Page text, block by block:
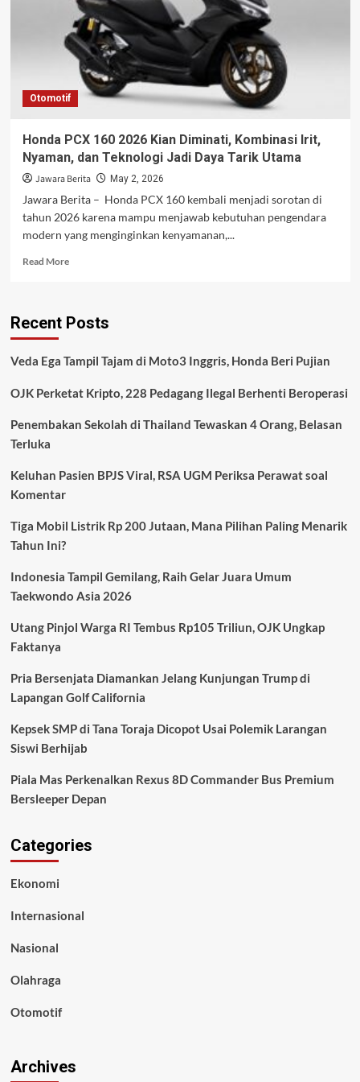
Otomotif
Honda PCX 160 2026 Kian Diminati, Kombinasi Irit,
Nyaman, dan Teknologi Jadi Daya Tarik Utama
Jawara Berita May 2, 2026
Jawara Berita – Honda PCX 160 kembali menjadi sorotan di
tahun 2026 karena mampu menjawab kebutuhan pengendara
modern yang menginginkan kenyamanan,...
Read MoreRead
PCX
Kian
Kombinasi
Nyaman,
Jadi
Utama
Recent Posts
Veda Ega Tampil Tajam di Moto3 Inggris, Honda Beri Pujian
OJK Perketat Kripto, 228 Pedagang Ilegal Berhenti Beroperasi
Penembakan Sekolah di Thailand Tewaskan 4 Orang, Belasan
Terluka
Keluhan Pasien BPJS Viral, RSA UGM Periksa Perawat soal
Komentar
Tiga Mobil Listrik Rp 200 Jutaan, Mana Pilihan Paling Menarik
Tahun Ini?
Indonesia Tampil Gemilang, Raih Gelar Juara Umum
Taekwondo Asia 2026
Utang Pinjol Warga RI Tembus Rp105 Triliun, OJK Ungkap
Faktanya
Pria Bersenjata Diamankan Jelang Kunjungan Trump di
Lapangan Golf California
Kepsek SMP di Tana Toraja Dicopot Usai Polemik Larangan
Siswi Berhijab
Piala Mas Perkenalkan Rexus 8D Commander Bus Premium
Bersleeper Depan
Categories
Ekonomi
Internasional
Nasional
Olahraga
Otomotif
Archives